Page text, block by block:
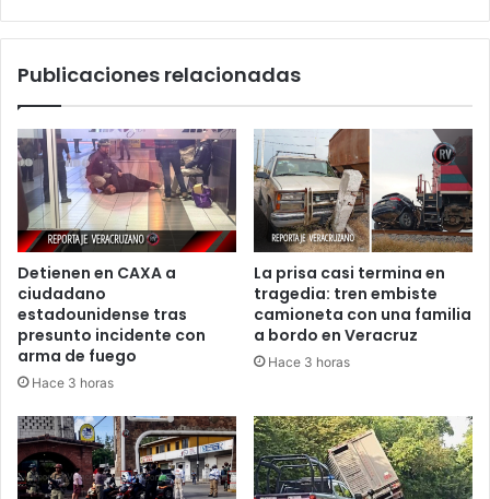
puerto
Veracruz
Publicaciones relacionadas
Detienen en CAXA a
ciudadano
estadounidense tras
presunto incidente con
arma de fuego
Hace 3 horas
La prisa casi termina en
tragedia: tren embiste
camioneta con una familia
a bordo en Veracruz
Hace 3 horas